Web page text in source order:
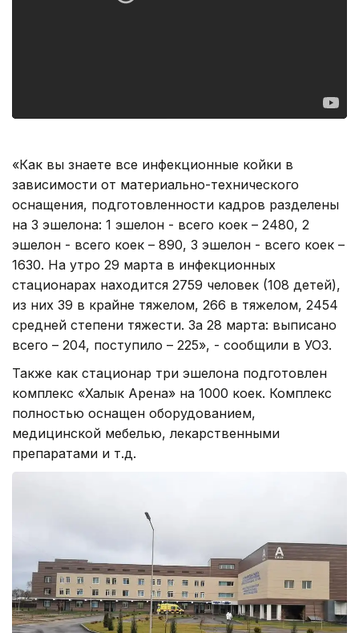
«Как вы знаете все инфекционные койки в
зависимости от материально-технического
оснащения, подготовленности кадров разделены
на 3 эшелона: 1 эшелон - всего коек – 2480, 2
эшелон - всего коек – 890, 3 эшелон - всего коек –
1630. На утро 29 марта в инфекционных
стационарах находится 2759 человек (108 детей),
из них 39 в крайне тяжелом, 266 в тяжелом, 2454
средней степени тяжести. За 28 марта: выписано
всего – 204, поступило – 225», - сообщили в УОЗ.
Также как стационар три эшелона подготовлен
комплекс «Халык Арена» на 1000 коек. Комплекс
полностью оснащен оборудованием,
медицинской мебелью, лекарственными
препаратами и т.д.